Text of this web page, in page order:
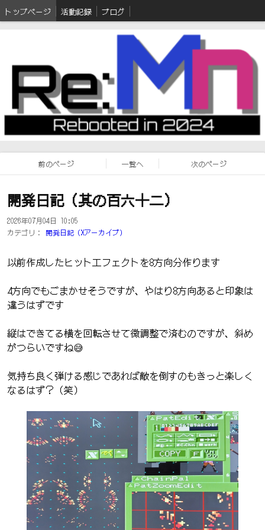
トップページ 活動記録 ブログ
前のページ 一覧へ 次のページ
開発日記（其の百六十二）
2026年07月04日 10:05
カテゴリ：
開発日記（Xアーカイブ）
以前作成したヒットエフェクトを8方向分作ります
4方向でもごまかせそうですが、やはり8方向あると印象は
違うはずです
縦はできてる横を回転させて微調整で済むのですが、斜め
がつらいですね😅
気持ち良く弾ける感じであれば敵を倒すのもきっと楽しく
なるはず？（笑）